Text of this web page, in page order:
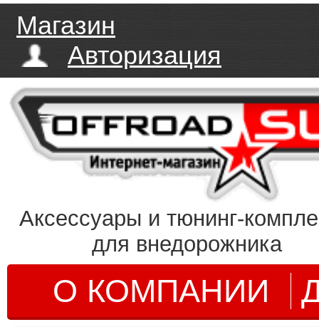
Магазин
Авторизация
Аксессуары и тюнинг-
для внедорожника
О КОМПАНИИ